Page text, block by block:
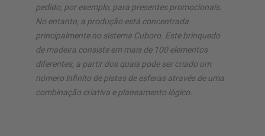
pedido, por exemplo, para presentes promocionais.
No entanto, a produção está concentrada
principalmente no sistema Cuboro. Este brinquedo
de madeira consiste em mais de 100 elementos
diferentes, a partir dos quais pode ser criado um
número infinito de pistas de esferas através de uma
combinação criativa e planeamento lógico.